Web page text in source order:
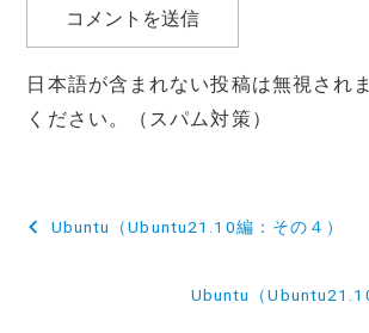
日本語が含まれない投稿は無視され
ください。（スパム対策）
投
Ubuntu（Ubuntu21.10編：その４）
Ubuntu（